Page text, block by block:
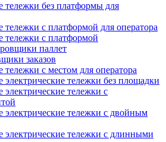
тележки без платформы для
с платформой для оператора
тележки с платформой
паллет
заказов
с местом для оператора
тележки без площадки
тележки с
электрические тележки с двойным
электрические тележки с длинными